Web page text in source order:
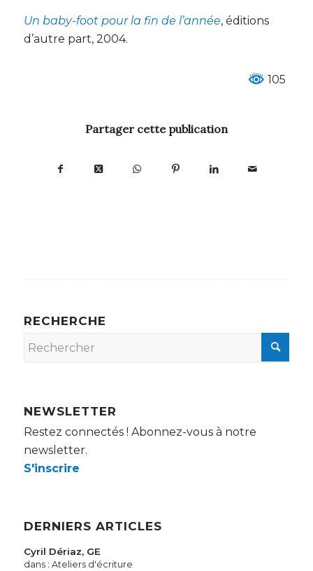
Un baby-foot pour la fin de l’année, éditions
d’autre part, 2004.
105
Partager cette publication
RECHERCHE
NEWSLETTER
Restez connectés ! Abonnez-vous à notre
newsletter.
S'inscrire
DERNIERS ARTICLES
Cyril Dériaz, GE
dans : Ateliers d'écriture